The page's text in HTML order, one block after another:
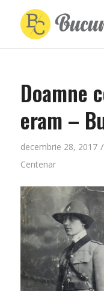
Doamne
eram –
decembrie 28, 2017 /
Centenar